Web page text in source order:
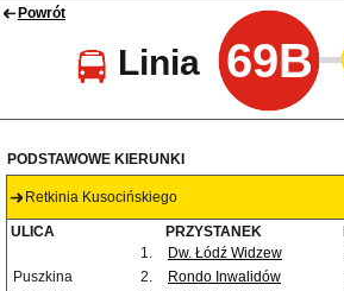
Powrót
Linia 69B
PODSTAWOWE KIERUNKI
Retkinia Kusocińskiego
ULICA PRZYSTANEK
1.
Dw. Łódź Widzew
Puszkina
2. Rondo Inwalidów